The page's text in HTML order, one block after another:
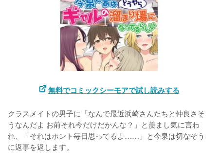
無料でコミックシーモアで試し読みする
クラスメイトの男子に「なんで最近浜崎さんたちと仲良さそ
うなんだよ お前それ今だけだかんな？」と羨まし気に言わ
れ、「それはホント毎日思ってるよ……」と今泉は切なそう
に返事を返します。